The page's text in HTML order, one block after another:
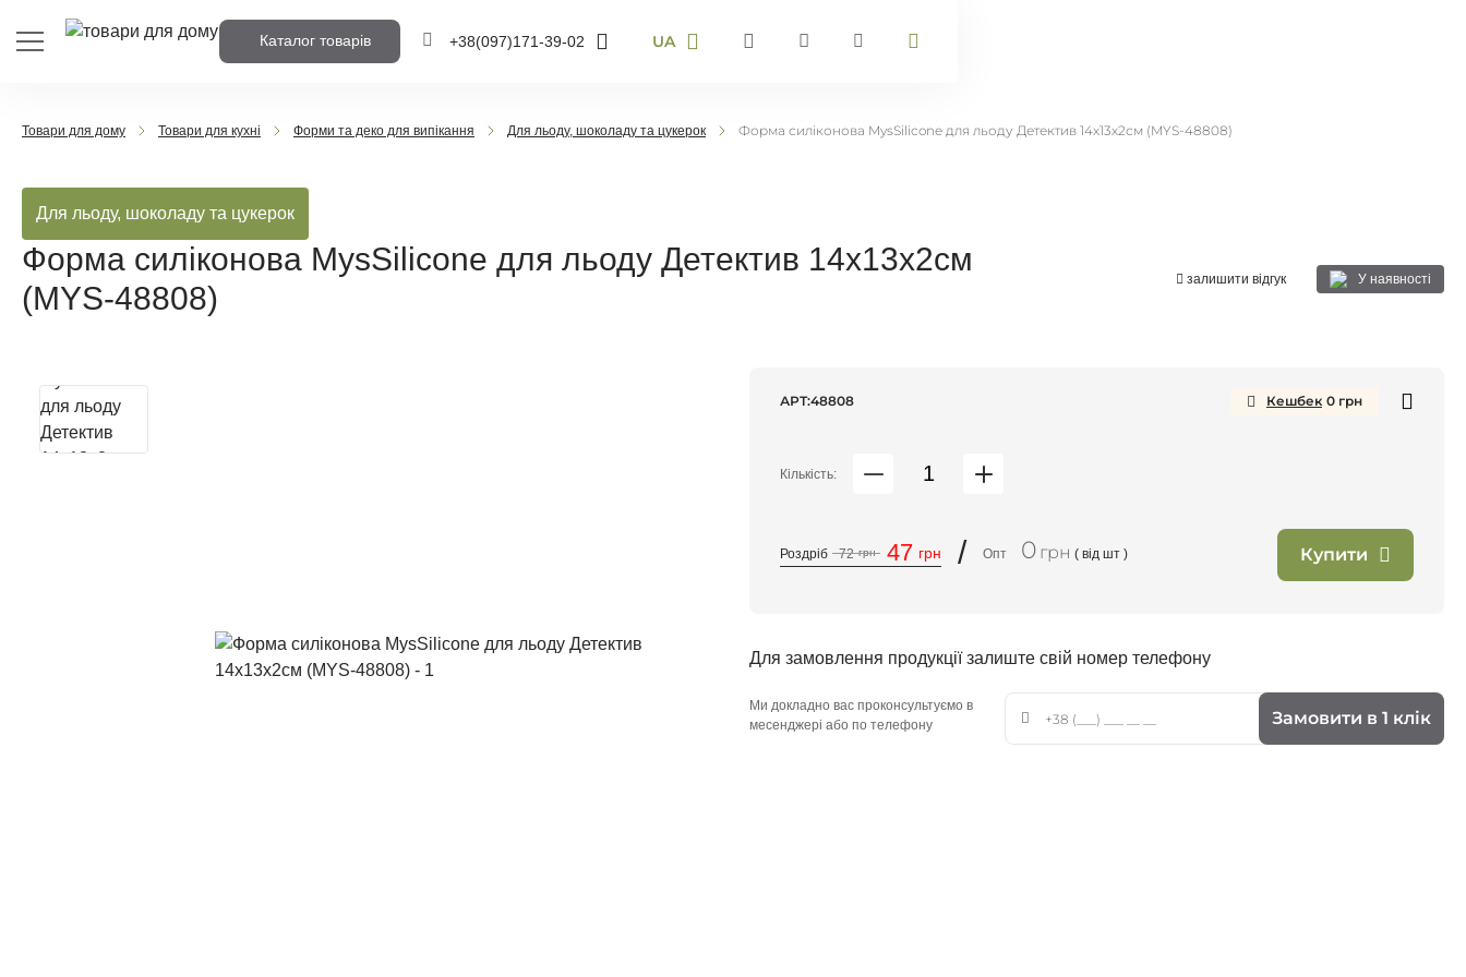
Каталог товарів +38(097)171-39-02
UA
EN
Товари для дому Товари для кухні Форми та деко для випікання Для льоду, шоколаду та цукерок Форма силіконова MysSilicone для льоду Детектив 14х13х2см (MYS-48808)
Для льоду, шоколаду та цукерок
Форма силіконова MysSilicone для льоду Детектив 14х13х2см
(MYS-48808)
залишити відгук У наявності
АРТ:48808 Кешбек 0 грн
Кількість:
Роздріб 72 грн 47 грн / Опт 0 грн ( від шт ) Купити
Для замовлення продукції залиште свій номер телефону
Ми докладно вас проконсультуємо в
месенджері або по телефону
Замовити в 1 клік